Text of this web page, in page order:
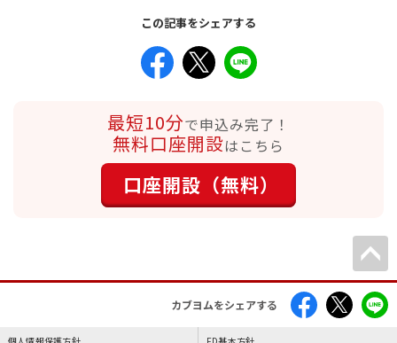
この記事をシェアする
最短10分で申込み完了！
無料口座開設はこちら
口座開設（無料）
カブヨムをシェアする